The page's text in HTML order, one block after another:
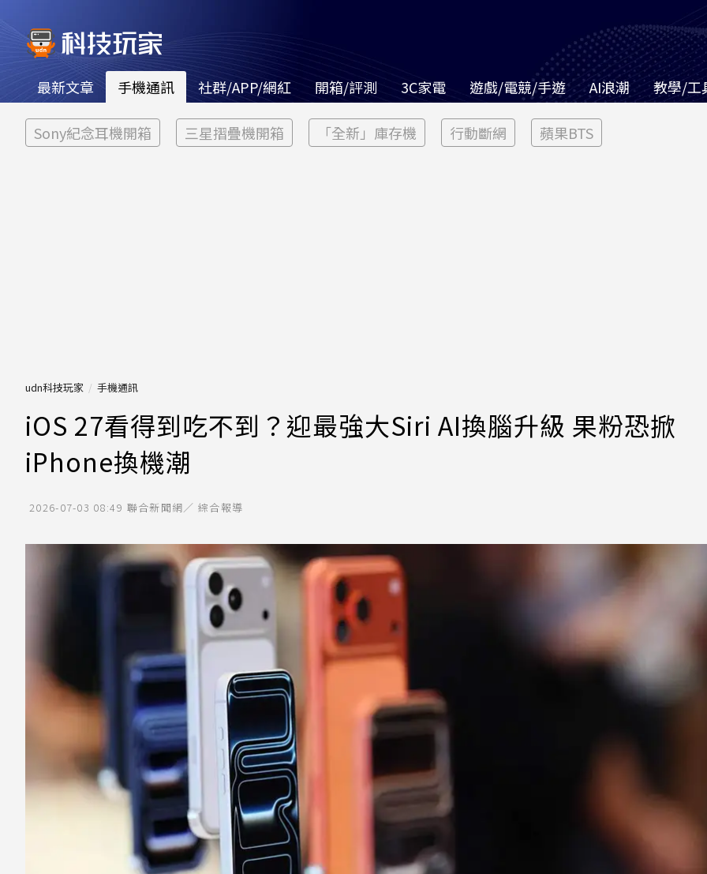
最新文章 手機通訊 社群/APP/網紅 開箱/評測 3C家電 遊戲/電競/手遊 AI浪潮 教學/工
Sony紀念耳機開箱 三星摺疊機開箱 「全新」庫存機 行動斷網 蘋果BTS
udn科技玩家 手機通訊
iOS 27看得到吃不到？迎最強大Siri AI換腦升級 果粉恐掀
iPhone換機潮
2026-07-03 08:49 聯合新聞網／ 綜合報導